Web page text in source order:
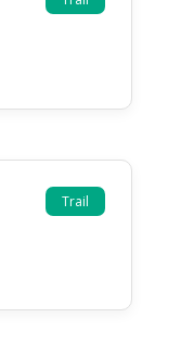
Trail